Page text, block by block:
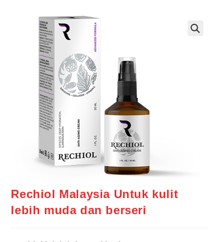
Rechiol Malaysia Untuk kulit
lebih muda dan berseri